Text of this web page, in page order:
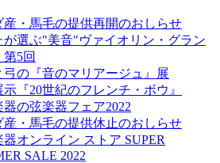
産・馬毛の提供再開のおしらせ
が選ぶ"美音"ヴァイオリン・グラン
5回
弓の『音のマリアージュ』展
『20世紀のフレンチ・ボウ』
器の弦楽器フェア2022
産・馬毛の提供休止のおしらせ
器オンライン ストア SUPER
SALE 2022